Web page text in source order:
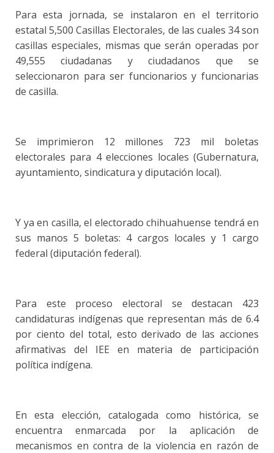
Para esta jornada, se instalaron en el territorio
estatal 5,500 Casillas Electorales, de las cuales 34 son
casillas especiales, mismas que serán operadas por
49,555 ciudadanas y ciudadanos que se
seleccionaron para ser funcionarios y funcionarias
de casilla.
Se imprimieron 12 millones 723 mil boletas
electorales para 4 elecciones locales (Gubernatura,
ayuntamiento, sindicatura y diputación local).
Y ya en casilla, el electorado chihuahuense tendrá en
sus manos 5 boletas: 4 cargos locales y 1 cargo
federal (diputación federal).
Para este proceso electoral se destacan 423
candidaturas indígenas que representan más de 6.4
por ciento del total, esto derivado de las acciones
afirmativas del IEE en materia de participación
política indígena.
En esta elección, catalogada como histórica, se
encuentra enmarcada por la aplicación de
mecanismos en contra de la violencia en razón de